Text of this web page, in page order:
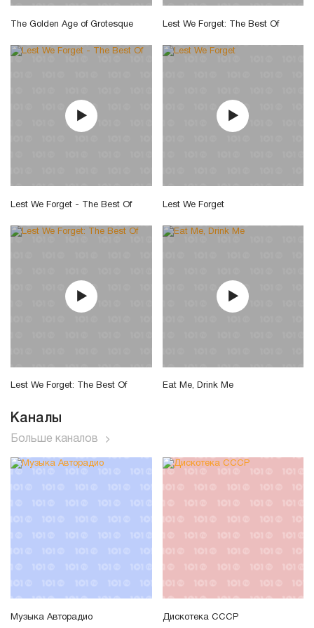
The Golden Age of Grotesque Lest We Forget: The Best Of
Lest We Forget - The Best Of Lest We Forget
Lest We Forget: The Best Of Eat Me, Drink Me
Каналы
Больше каналов
Музыка Авторадио Дискотека СССР